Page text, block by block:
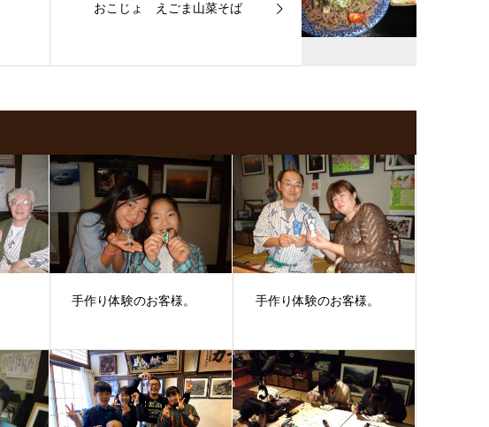
おこじょ えごま山菜そば
手作り体験のお客様。 手作り体験のお客様。